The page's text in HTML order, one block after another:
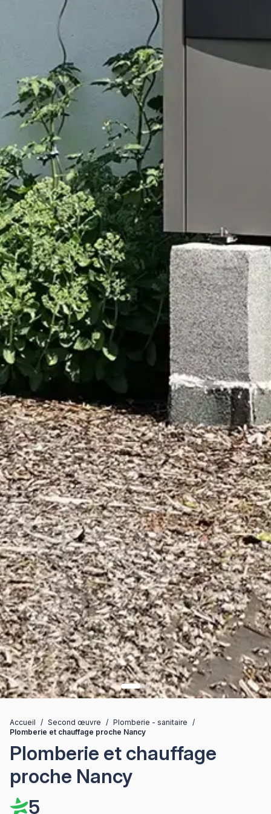
Accueil / Second œuvre / Plomberie - sanitaire
/
Plomberie et chauffage proche Nancy
Plomberie et chauffage
proche Nancy
5